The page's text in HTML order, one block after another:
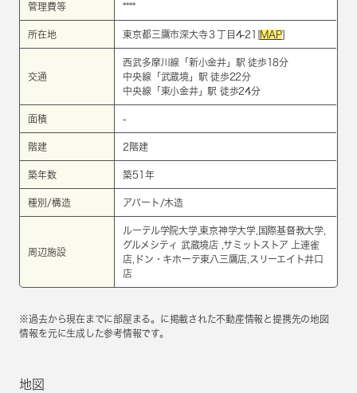
管理費等 ****
所在地 東京都三鷹市深大寺３丁目4-21[ MAP]
交通
西武多摩川線 「 新小金井」駅 徒歩18分
中央線 「 武蔵境」駅 徒歩22分
中央線 「 東小金井」駅 徒歩24分
面積 -
階建 2階建
築年数 築51年
種別/構造 アパート/木造
周辺施設
ルーテル学院大学,東京神学大学,国際基督教大学,
グルメシティ 武蔵境店 ,サミットストア 上連雀
店,ドン・キホーテ東八三鷹店,スリーエイト井口
店
※過去から現在までに部屋まる。に掲載された不動産情報と提携先の地図
情報を元に生成した参考情報です。
地図